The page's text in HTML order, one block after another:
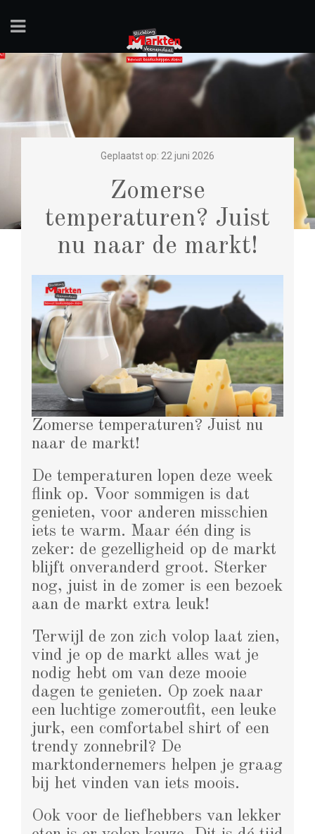
Geplaatst op: 22 juni 2026
Zomerse
temperaturen? Juist
nu naar de markt!
Zomerse temperaturen? Juist nu
naar de markt!
De temperaturen lopen deze week
flink op. Voor sommigen is dat
genieten, voor anderen misschien
iets te warm. Maar één ding is
zeker: de gezelligheid op de markt
blijft onveranderd groot. Sterker
nog, juist in de zomer is een bezoek
aan de markt extra leuk!
Terwijl de zon zich volop laat zien,
vind je op de markt alles wat je
nodig hebt om van deze mooie
dagen te genieten. Op zoek naar
een luchtige zomeroutfit, een leuke
jurk, een comfortabel shirt of een
trendy zonnebril? De
marktondernemers helpen je graag
bij het vinden van iets moois.
Ook voor de liefhebbers van lekker